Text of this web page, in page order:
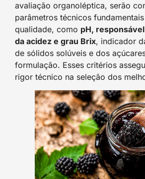
avaliação organoléptica, serão
parâmetros técnicos
qualidade, como pH,
da acidez e grau Brix, indicador
de sólidos solúveis e dos
formulação. Esses critérios
rigor técnico na seleção dos